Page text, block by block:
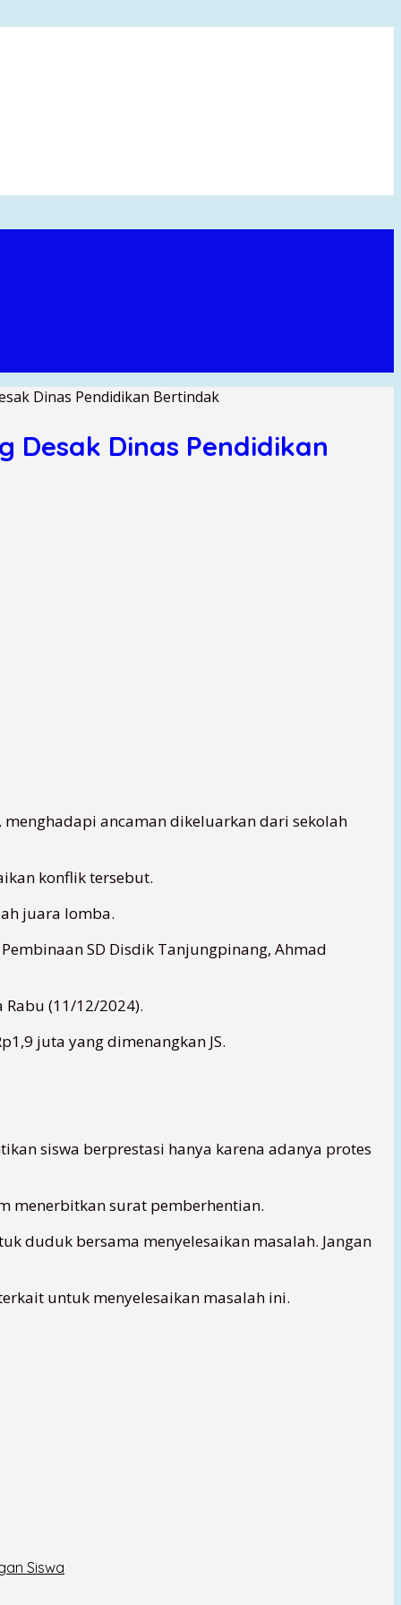
Dinas Pendidikan Bertindak
Desak Dinas Pendidikan
menghadapi ancaman dikeluarkan dari sekolah
konflik tersebut.
juara lomba.
SD Disdik Tanjungpinang, Ahmad
(11/12/2024).
juta yang dimenangkan JS.
siswa berprestasi hanya karena adanya protes
menerbitkan surat pemberhentian.
duduk bersama menyelesaikan masalah. Jangan
untuk menyelesaikan masalah ini.
Siswa